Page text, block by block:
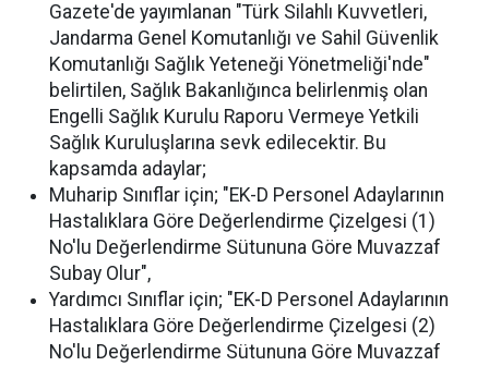
Gazete'de yayımlanan "Türk Silahlı Kuvvetleri,
Jandarma Genel Komutanlığı ve Sahil Güvenlik
Komutanlığı Sağlık Yeteneği Yönetmeliği'nde"
belirtilen, Sağlık Bakanlığınca belirlenmiş olan
Engelli Sağlık Kurulu Raporu Vermeye Yetkili
Sağlık Kuruluşlarına sevk edilecektir. Bu
kapsamda adaylar;
Muharip Sınıflar için; "EK-D Personel Adaylarının
Hastalıklara Göre Değerlendirme Çizelgesi (1)
No'lu Değerlendirme Sütununa Göre Muvazzaf
Subay Olur",
Yardımcı Sınıflar için; "EK-D Personel Adaylarının
Hastalıklara Göre Değerlendirme Çizelgesi (2)
No'lu Değerlendirme Sütununa Göre Muvazzaf